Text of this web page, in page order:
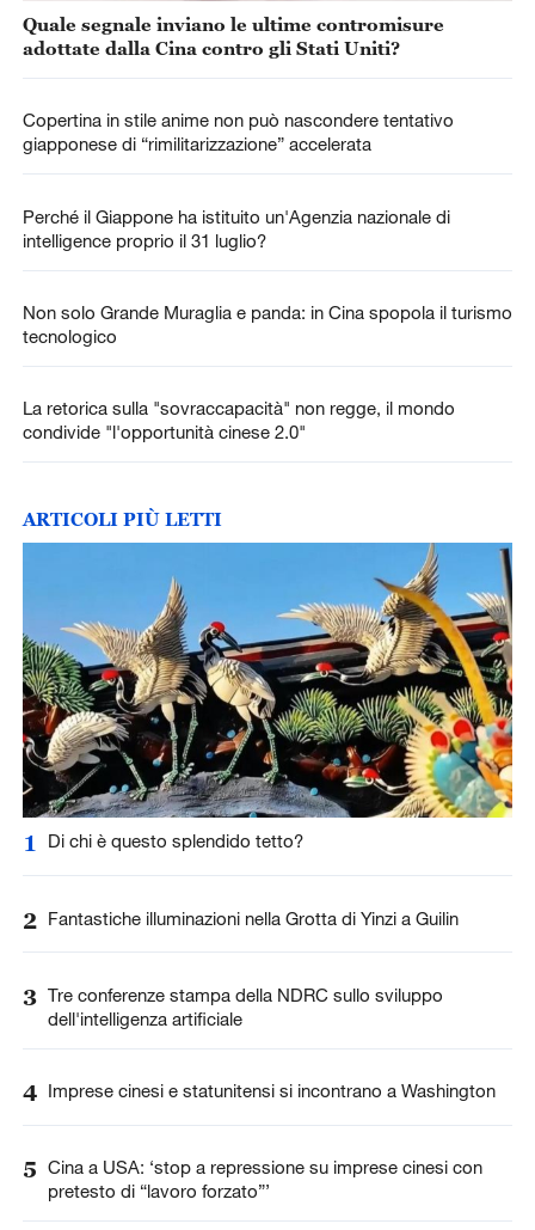
Quale segnale inviano le ultime contromisure
adottate dalla Cina contro gli Stati Uniti?
Copertina in stile anime non può nascondere tentativo
giapponese di “rimilitarizzazione” accelerata
Perché il Giappone ha istituito un'Agenzia nazionale di
intelligence proprio il 31 luglio?
Non solo Grande Muraglia e panda: in Cina spopola il turismo
tecnologico
La retorica sulla "sovraccapacità" non regge, il mondo
condivide "l'opportunità cinese 2.0"
ARTICOLI PIÙ LETTI
1 Di chi è questo splendido tetto?
2 Fantastiche illuminazioni nella Grotta di Yinzi a Guilin
3 Tre conferenze stampa della NDRC sullo sviluppo
dell'intelligenza artificiale
4 Imprese cinesi e statunitensi si incontrano a Washington
5 Cina a USA: ‘stop a repressione su imprese cinesi con
pretesto di “lavoro forzato”’